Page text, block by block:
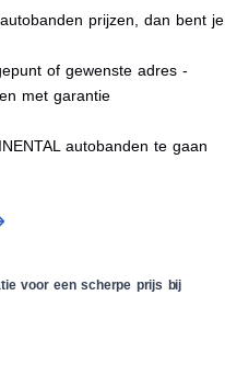
prijzen, dan bent je
of gewenste adres -
met garantie
autobanden te gaan
voor een scherpe prijs bij